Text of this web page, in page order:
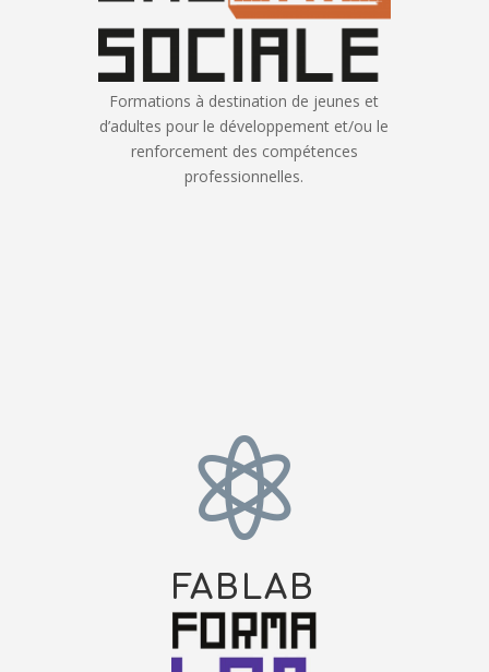
Formations à destination de jeunes et
d’adultes pour le développement et/ou le
renforcement des compétences
professionnelles.

FABLAB